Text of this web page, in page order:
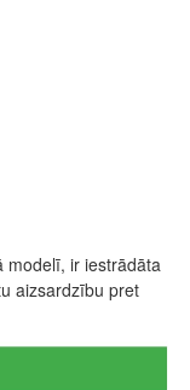
modelī, ir iestrādāta
aizsardzību pret